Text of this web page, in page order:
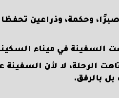
وحكمة، وذراعين
السفينة في ميناء
الرحلة، لا لأن السفينة
بل بالرفق.